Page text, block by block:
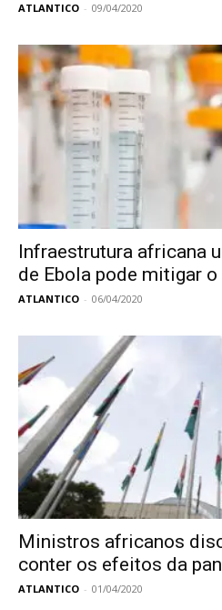
ATLANTICO - 09/04/2020
Infraestrutura africana
de Ebola pode mitigar
ATLANTICO - 06/04/2020
Ministros africanos
conter os efeitos da
ATLANTICO - 01/04/2020